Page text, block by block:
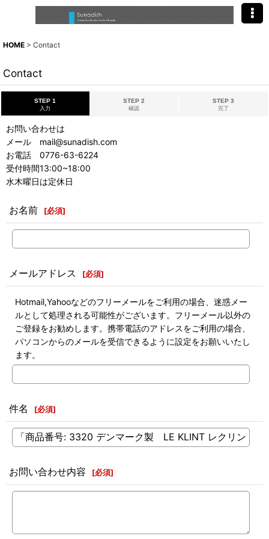
HOME > Contact
Contact
STEP 1
入力
STEP 2
確認
STEP 3
完了
お問い合わせは
メール mail@sunadish.com
お電話 0776-63-6224
受付時間13:00~18:00
水木曜日は定休日
お名前 [必須]
メールアドレス [必須]
Hotmail,Yahooなどのフリーメールをご利用の場合、迷惑メー
ルとして処理される可能性がございます。フリーメール以外の
ご登録をお勧めします。携帯電話のアドレスをご利用の場合、
パソコンからのメールを受信できるように設定をお願いいたし
ます。
件名 [必須]
お問い合わせ内容 [必須]